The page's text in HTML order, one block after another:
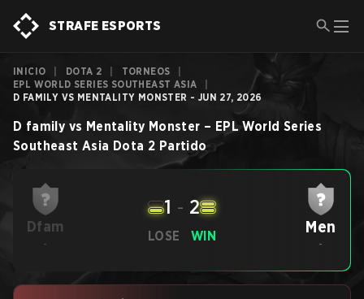
STRAFE ESPORTS
INICIO DOTA 2 TORNEOS
EPL WORLD SERIES SOUTHEAST ASIA
D FAMILY VS MENTALITY MONSTER - JUN 27, 2026
D family vs Mentality Monster – EPL World Series
Southeast Asia Dota 2 Partido
Dfam
-
LOSE
1 - 2
WIN Men
-